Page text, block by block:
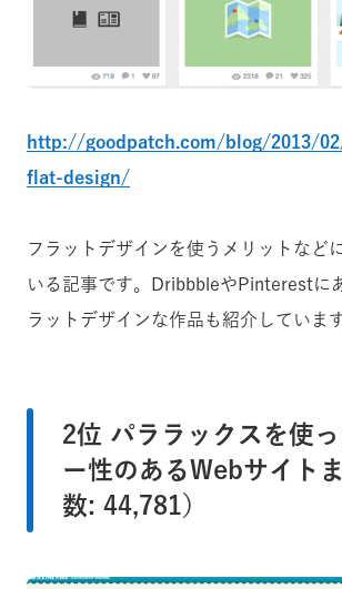
http://goodpatch.com/blog/2013/
flat-design/
フラットデザインを使うメリットなど
いる記事です。DribbbleやPinterestに
ラットデザインな作品も紹介しています
2位 パララックスを使
ー性のあるWebサイト
数: 44,781）